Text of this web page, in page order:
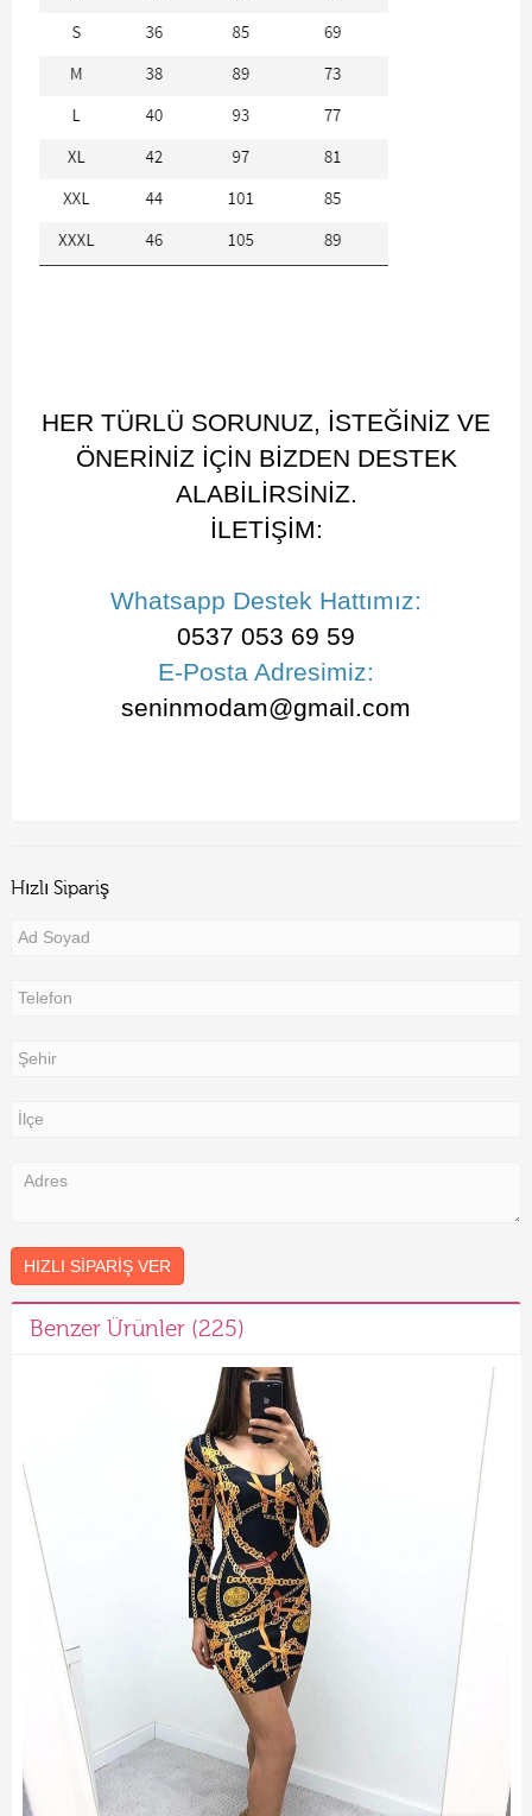
HER TÜRLÜ SORUNUZ, İSTEĞİNİZ VE
ÖNERİNİZ İÇİN BİZDEN DESTEK
ALABİLİRSİNİZ.
İLETİŞİM:
Whatsapp Destek Hattımız:
0537 053 69 59
E-Posta Adresimiz:
seninmodam@gmail.com
Hızlı Sipariş
HIZLI SIPARIŞ VER
Benzer Ürünler (225)